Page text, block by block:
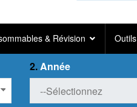
& Révision Outils
2.Année